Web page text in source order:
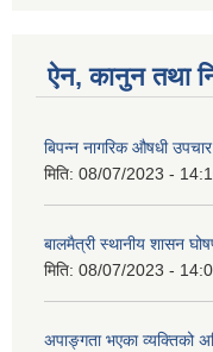
ऐन, कानुन तथा
बिपन्न नागरिक औषधी
मिति: 08/07/2023 -
बालमैत्री स्थानीय शासन
मिति: 08/07/2023 -
अपाङ्गता भएका व्यक्तिको